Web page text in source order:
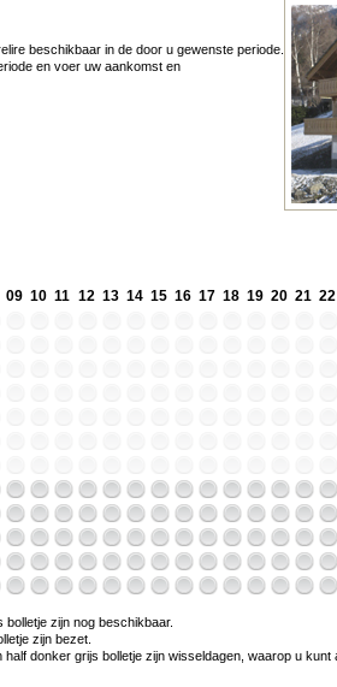
beschikbaar in de door u gewenste periode.
en voer uw aankomst en
09 10 11 12 13 14 15 16 17 18 19 20 21 22
zijn nog beschikbaar.
zijn bezet.
donker grijs bolletje zijn wisseldagen, waarop u kunt